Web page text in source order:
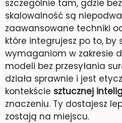
szczególnie tam, gdzie
skalowalność są
zaawansowane techniki
które integrujesz po to,
wymaganiom w zakresie
modeli bez przesyłania
działa sprawnie i jest
kontekście sztucznej
znaczeniu. Ty dostajesz
zostają na miejscu.